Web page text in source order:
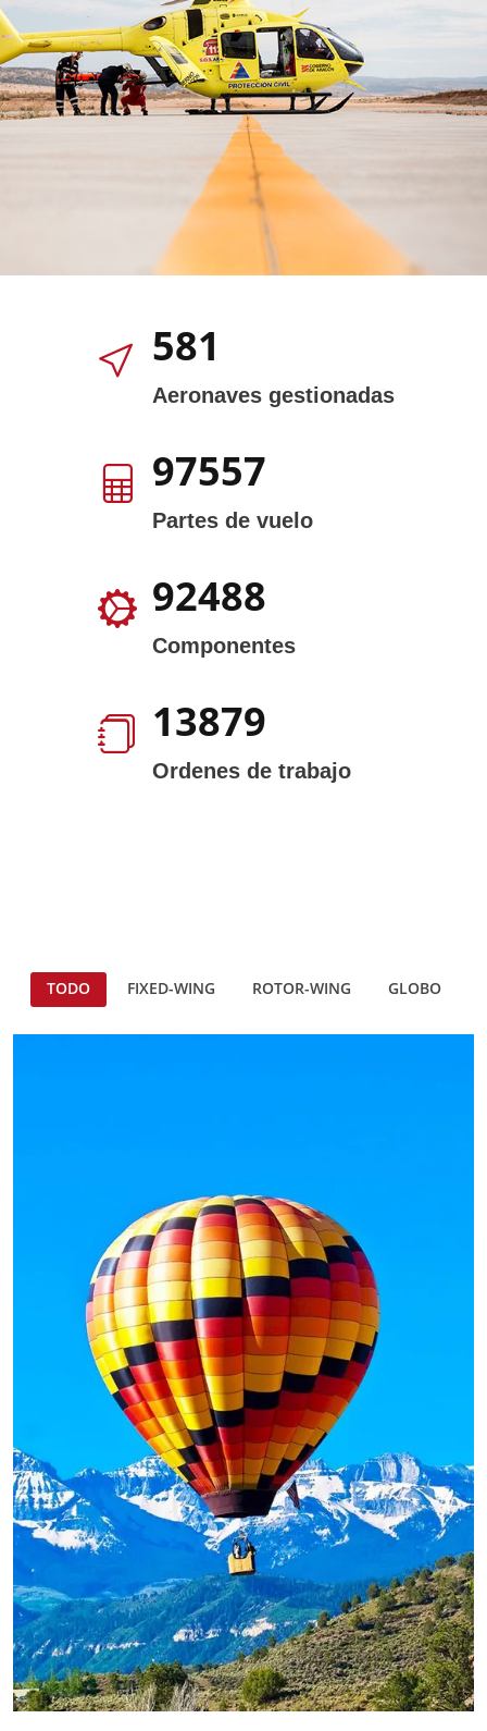
881
Aeronaves gestionadas
147813
Partes de vuelo
140134
Componentes
21686
Ordenes de trabajo
TODO FIXED-WING ROTOR-WING GLOBO